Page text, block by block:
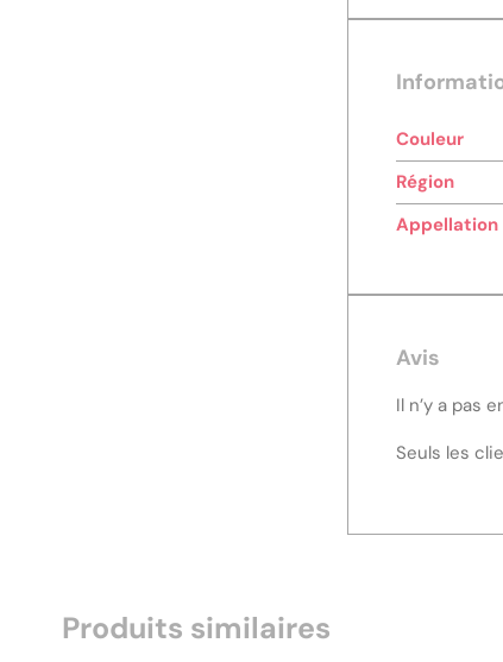
Couleur
Région
Appellation
Avis
Il n’y a pas
Seuls les
Produits similaires